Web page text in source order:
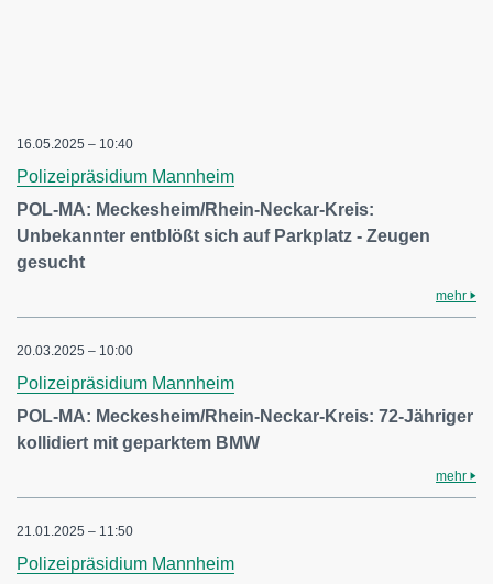
16.05.2025 – 10:40
Polizeipräsidium Mannheim
POL-MA: Meckesheim/Rhein-Neckar-Kreis:
Unbekannter entblößt sich auf Parkplatz - Zeugen
gesucht
mehr
20.03.2025 – 10:00
Polizeipräsidium Mannheim
POL-MA: Meckesheim/Rhein-Neckar-Kreis: 72-Jähriger
kollidiert mit geparktem BMW
mehr
21.01.2025 – 11:50
Polizeipräsidium Mannheim